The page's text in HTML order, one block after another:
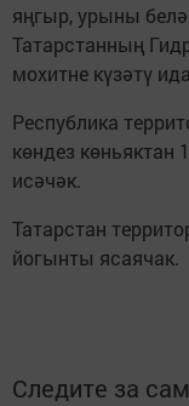
яңгыр, урыны
Татарстанның
мохитне күзәтү
Республика
көндез көньяктан
исәчәк.
Татарстан
йогынты ясаячак.
Следите за